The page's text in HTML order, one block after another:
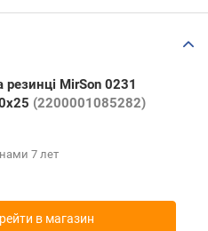
MirSon 0231
(2200001085282)
7 лет
в магазин